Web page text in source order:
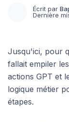
Écrit par
Dernière
Jusqu'ici, pour
fallait empiler
actions GPT et
logique métier
étapes.